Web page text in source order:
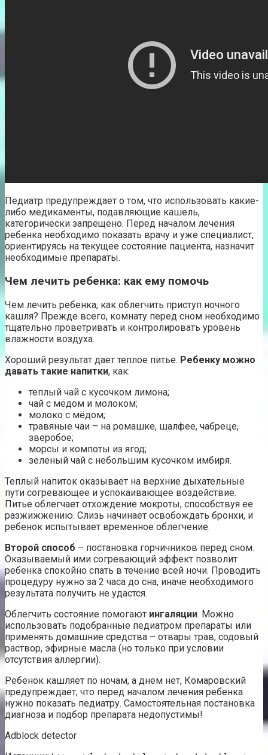
Педиатр предупреждает о том, что использовать какие-
либо медикаменты, подавляющие кашель,
категорически запрещено. Перед началом лечения
ребенка необходимо показать врачу и уже специалист,
ориентируясь на текущее состояние пациента, назначит
необходимые препараты.
Чем лечить ребенка: как ему помочь
Чем лечить ребенка, как облегчить приступ ночного
кашля? Прежде всего, комнату перед сном необходимо
тщательно проветривать и контролировать уровень
влажности воздуха.
Хороший результат дает теплое питье. Ребенку можно
давать такие напитки, как:
теплый чай с кусочком лимона;
чай с мёдом и молоком;
молоко с мёдом;
травяные чаи – на ромашке, шалфее, чабреце,
зверобое;
морсы и компоты из ягод;
зеленый чай с небольшим кусочком имбиря.
Теплый напиток оказывает на верхние дыхательные
пути согревающее и успокаивающее воздействие.
Питье облегчает отхождение мокроты, способствуя ее
разжижжению. Слизь начинает освобождать бронхи, и
ребенок испытывает временное облегчение.
Второй способ – постановка горчичников перед сном.
Оказываемый ими согревающий эффект позволит
ребенка спокойно спать в течение всей ночи. Проводить
процедуру нужно за 2 часа до сна, иначе необходимого
результата получить не удастся.
Облегчить состояние помогают ингаляции. Можно
использовать подобранные педиатром препараты или
применять домашние средства – отвары трав, содовый
раствор, эфирные масла (но только при условии
отсутствия аллергии).
Ребенок кашляет по ночам, а днем нет, Комаровский
предупреждает, что перед началом лечения ребенка
нужно показать педиатру. Самостоятельная постановка
диагноза и подбор препарата недопустимы!
Adblock detector